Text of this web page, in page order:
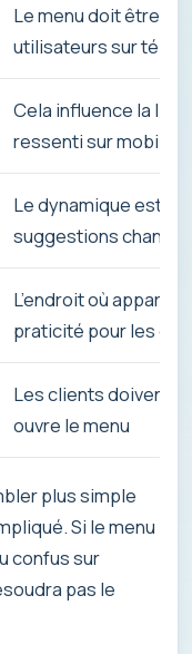
Le menu doit être à
utilisateurs sur
Cela influence la
ressenti sur mobile
Le dynamique est
suggestions
L’endroit où
praticité pour les
Les clients doivent
ouvre le menu
plus simple
Si le menu
confus sur
pas le